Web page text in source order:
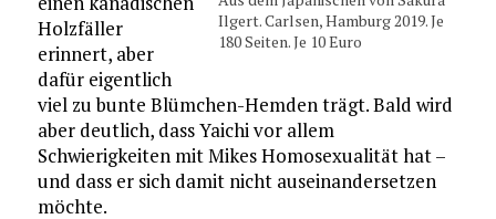
Ilgert. Carlsen, Hamburg 2019. Je
180 Seiten. Je 10 Euro
Holzfäller
erinnert, aber
dafür eigentlich
viel zu bunte Blümchen-Hemden trägt. Bald wird
aber deutlich, dass Yaichi vor allem
Schwierigkeiten mit Mikes Homosexualität hat –
und dass er sich damit nicht auseinandersetzen
möchte.